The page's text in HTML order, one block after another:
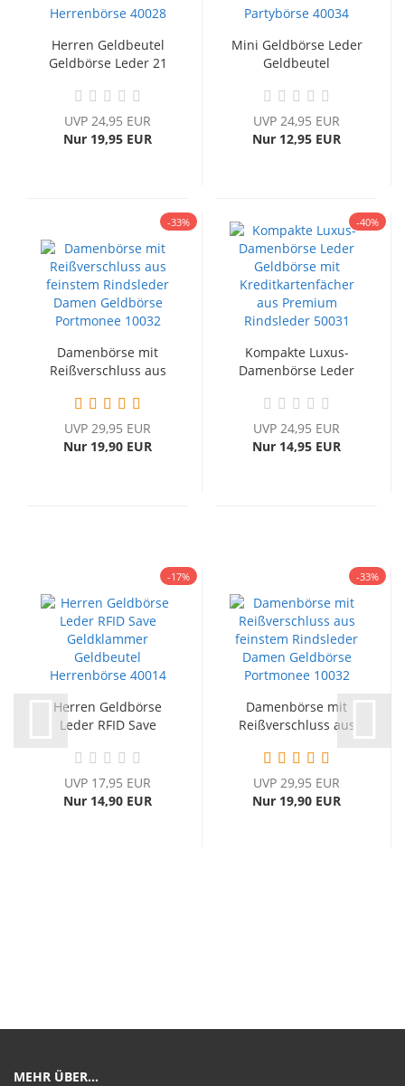
Herren Geldbeutel
Geldbörse Leder 21
UVP 24,95 EUR
Nur 19,95 EUR
Mini Geldbörse Leder
Geldbeutel
UVP 24,95 EUR
Nur 12,95 EUR
-33%
Damenbörse mit
Reißverschluss aus
UVP 29,95 EUR
Nur 19,90 EUR
-40%
Kompakte Luxus-
Damenbörse Leder
UVP 24,95 EUR
Nur 14,95 EUR
-17%
Herren Geldbörse
Leder RFID Save
UVP 17,95 EUR
Nur 14,90 EUR
-33%
Damenbörse mit
Reißverschluss aus
UVP 29,95 EUR
Nur 19,90 EUR
MEHR ÜBER...